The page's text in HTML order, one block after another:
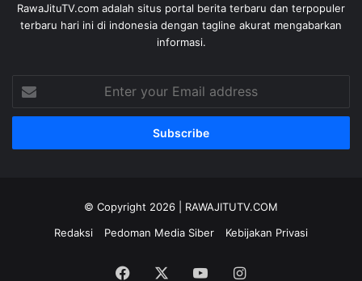
RawaJituTV.com adalah situs portal berita terbaru dan terpopuler
terbaru hari ini di indonesia dengan tagline akurat mengabarkan
informasi.
your
Email
© Copyright 2026 | RAWAJITUTV.COM
Redaksi
Pedoman Media Siber Kebijakan Privasi
Facebook YouTubeInstagram